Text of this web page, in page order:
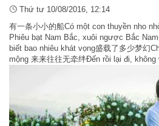
Thứ tư 10/08/2016, 12:14
有一条小小的船Có một con thuyền nho
Phiêu bạt Nam Bắc, xuôi ngược Bắc
biết bao nhiêu khát vọng盛载了多少梦幻
mộng 来来往往无牵绊Đến rồi lại đi, không